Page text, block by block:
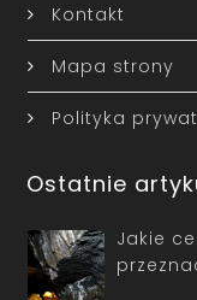
Kontakt
Mapa strony
Polityka
Ostatnie
Jakie